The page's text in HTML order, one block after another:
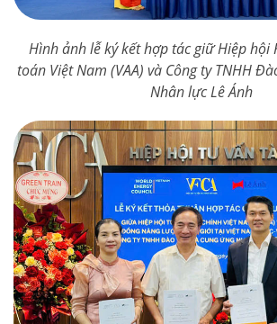
Hình ảnh lễ ký kết hợp tác giữ Hiệp hội
toán Việt Nam (VAA) và Công ty TNHH
Nhân lực Lê Ánh